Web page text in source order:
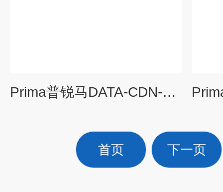
Prima普锐马DATA-CDN-8B雷击浪涌信号线网络
首页 下一页